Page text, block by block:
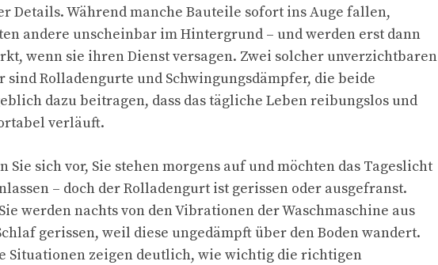
Details. Während manche Bauteile sofort ins Auge fallen,
andere unscheinbar im Hintergrund – und werden erst dann
wenn sie ihren Dienst versagen. Zwei solcher unverzichtbaren
sind Rolladengurte und Schwingungsdämpfer, die beide
dazu beitragen, dass das tägliche Leben reibungslos und
verläuft.
Sie sich vor, Sie stehen morgens auf und möchten das Tageslicht
– doch der Rolladengurt ist gerissen oder ausgefranst.
werden nachts von den Vibrationen der Waschmaschine aus
gerissen, weil diese ungedämpft über den Boden wandert.
Situationen zeigen deutlich, wie wichtig die richtigen